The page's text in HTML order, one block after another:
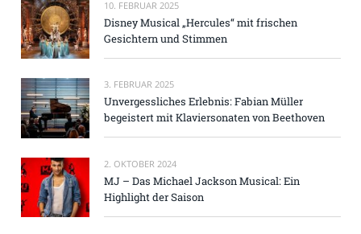
10. FEBRUAR 2025
Disney Musical „Hercules“ mit frischen
Gesichtern und Stimmen
3. FEBRUAR 2025
Unvergessliches Erlebnis: Fabian Müller
begeistert mit Klaviersonaten von Beethoven
2. OKTOBER 2024
MJ – Das Michael Jackson Musical: Ein
Highlight der Saison